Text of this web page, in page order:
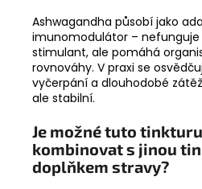
Ashwagandha působí jako
imunomodulátor – nefunguje
stimulant, ale pomáhá
rovnováhy. V praxi se
vyčerpání a dlouhodobé
ale stabilní.
Je možné tuto
kombinovat s jinou
doplňkem stravy?